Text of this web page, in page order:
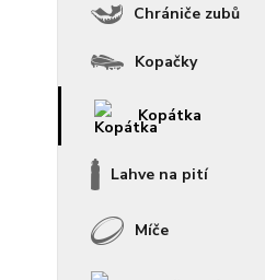
Chrániče zubů
Kopačky
Kopátka
Lahve na pití
Míče